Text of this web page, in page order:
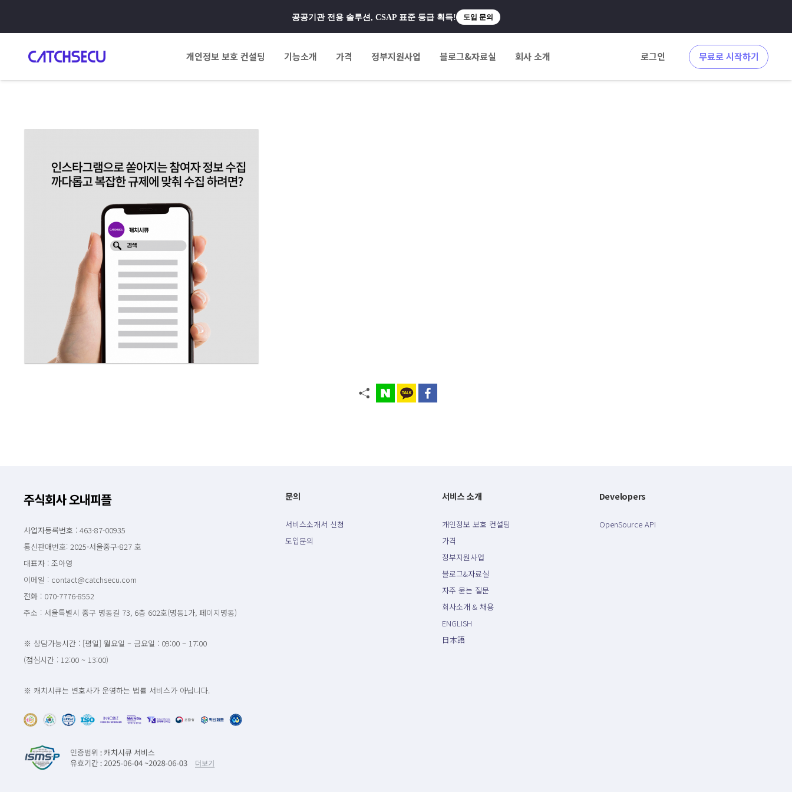
공공기관 전용 솔루션, CSAP 표준 등급 획득! 도입 문의
개인정보 보호 컨설팅 기능소개 가격 정부지원사업 블로그&자료실 회사 소개 로그인 무료로 시작하기
주식회사 오내피플
사업자등록번호 : 463-87-00935
통신판매번호: 2025-서울중구-827 호
대표자 : 조아영
이메일 : contact@catchsecu.com
전화 : 070-7776-8552
주소 : 서울특별시 중구 명동길 73, 6층 602호(명동1가, 페이지명동)
※ 상담가능시간 : [평일] 월요일 ~ 금요일 : 09:00 ~ 17:00
(점심시간 : 12:00 ~ 13:00)
※ 캐치시큐는 변호사가 운영하는 법률 서비스가 아닙니다.
문의
서비스소개서 신청
도입문의
서비스 소개
개인정보 보호 컨설팅
가격
정부지원사업
블로그&자료실
자주 묻는 질문
회사소개 & 채용
ENGLISH
日本語
Developers
OpenSource API